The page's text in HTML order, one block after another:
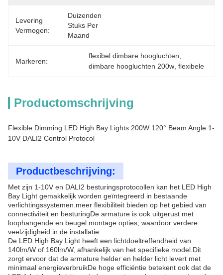
Levering
Vermogen:
Duizenden
Stuks Per
Maand
Markeren:
flexibel dimbare hoogluchten
dimbare hoogluchten 200w , flexibele
Productomschrijving
Flexible Dimming LED High Bay Lights 200W 120° Beam Angle 1-
10V DALI2 Control Protocol
Productbeschrijving:
Met zijn 1-10V en DALI2 besturingsprotocollen kan het LED High
Bay Light gemakkelijk worden geïntegreerd in bestaande
verlichtingssystemen.meer flexibiliteit bieden op het gebied van
connectiviteit en besturingDe armature is ook uitgerust met
loophangende en beugel montage opties, waardoor verdere
veelzijdigheid in de installatie.
De LED High Bay Light heeft een lichtdoeltreffendheid van
140lm/W of 160lm/W, afhankelijk van het specifieke model.Dit
zorgt ervoor dat de armature helder en helder licht levert met
minimaal energieverbruikDe hoge efficiëntie betekent ook dat de